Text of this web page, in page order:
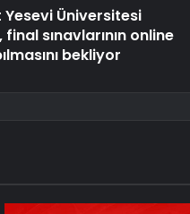
Yesevi Üniversitesi
sınavlarının online
bekliyor